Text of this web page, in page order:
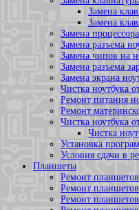
Замена
Замена
Замена
Замена разъема
Замена чипов на
Замена разъема
Замена экрана
Чистка ноутбука
Ремонт питания
Ремонт
Чистка ноутбука
Чистка
Установка
Условия сдачи в
Планшеты
Ремонт планшетов
Ремонт
Ремонт